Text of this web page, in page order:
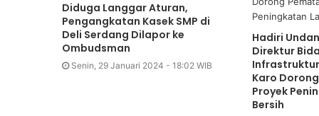
Diduga Langgar Aturan,
Pengangkatan Kasek SMP di
Deli Serdang Dilapor ke
Ombudsman
Senin, 29 Januari 2024 - 18:02 WIB
Hadiri
Direktur
Karo
Proyek
Bersih